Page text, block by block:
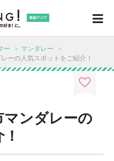
東南アジア
ー
マンダレー
ーの人気スポットをご紹介！
マンダレーの